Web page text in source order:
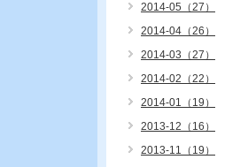
2014-05（27）
2014-04（26）
2014-03（27）
2014-02（22）
2014-01（19）
2013-12（16）
2013-11（19）